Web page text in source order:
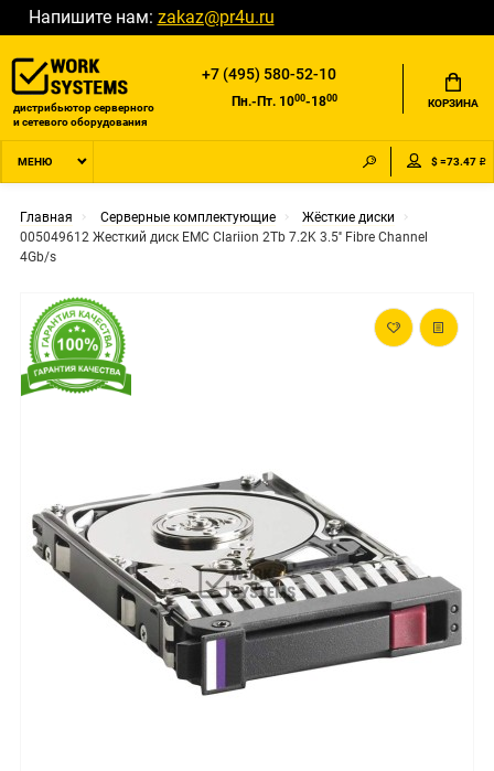
Напишите нам: zakaz@pr4u.ru
дистрибьютор серверного
и сетевого оборудования
+7 (495) 580-52-10
Пн.-Пт. 1000-1800 КОРЗИНА
МЕНЮ $ =73.47 ₽
Главная Серверные комплектующие
Жёсткие диски
005049612 Жесткий диск EMC Clariion 2Tb 7.2K 3.5'' Fibre Channel
4Gb/s